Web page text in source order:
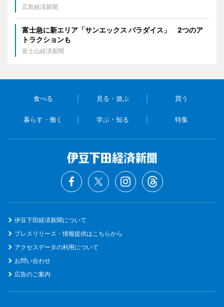
広島経済新聞
富士急に新エリア「サンエックス パラダイス」 2つのア
トラクションも
富士山経済新聞
食べる 見る・遊ぶ 買う
暮らす・働く 学ぶ・知る 特集
伊豆下田経済新聞について
プレスリリース・情報提供はこちらから
アクセスデータの利用について
お問い合わせ
広告のご案内